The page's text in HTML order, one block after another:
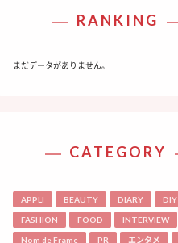
RANKING
まだデータがありません。
CATEGORY
APPLI BEAUTY DIARY DIY
FASHION FOOD INTERVIEW
Nom de Frame PR エンタメ